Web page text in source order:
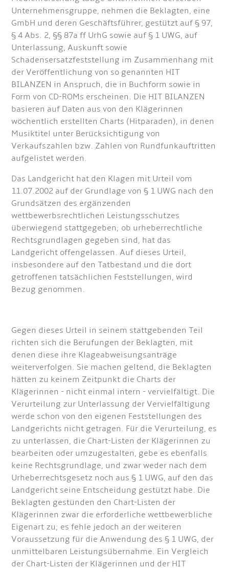
Unternehmensgruppe, nehmen die Beklagten, eine
GmbH und deren Geschäftsführer, gestützt auf § 97,
§ 4 Abs. 2, §§ 87a ff UrhG sowie auf § 1 UWG, auf
Unterlassung, Auskunft sowie
Schadensersatzfeststellung im Zusammenhang mit
der Veröffentlichung von so genannten HIT
BILANZEN in Anspruch, die in Buchform sowie in
Form von CD-ROMs erscheinen. Die HIT BILANZEN
basieren auf Daten aus von den Klägerinnen
wöchentlich erstellten Charts (Hitparaden), in denen
Musiktitel unter Berücksichtigung von
Verkaufszahlen bzw. Zahlen von Rundfunkauftritten
aufgelistet werden.
Das Landgericht hat den Klagen mit Urteil vom
11.07.2002 auf der Grundlage von § 1 UWG nach den
Grundsätzen des ergänzenden
wettbewerbsrechtlichen Leistungsschutzes
überwiegend stattgegeben; ob urheberrechtliche
Rechtsgrundlagen gegeben sind, hat das
Landgericht offengelassen. Auf dieses Urteil,
insbesondere auf den Tatbestand und die dort
getroffenen tatsächlichen Feststellungen, wird
Bezug genommen.
Gegen dieses Urteil in seinem stattgebenden Teil
richten sich die Berufungen der Beklagten, mit
denen diese ihre Klageabweisungsanträge
weiterverfolgen. Sie machen geltend, die Beklagten
hätten zu keinem Zeitpunkt die Charts der
Klägerinnen - nicht einmal intern - vervielfältigt. Die
Verurteilung zur Unterlassung der Vervielfältigung
werde schon von den eigenen Feststellungen des
Landgerichts nicht getragen. Für die Verurteilung, es
zu unterlassen, die Chart-Listen der Klägerinnen zu
bearbeiten oder umzugestalten, gebe es ebenfalls
keine Rechtsgrundlage, und zwar weder nach dem
Urheberrechtsgesetz noch aus § 1 UWG, auf den das
Landgericht seine Entscheidung gestützt habe. Die
Beklagten gestünden den Chart-Listen der
Klägerinnen zwar die erforderliche wettbewerbliche
Eigenart zu; es fehle jedoch an der weiteren
Voraussetzung für die Anwendung des § 1 UWG, der
unmittelbaren Leistungsübernahme. Ein Vergleich
der Chart-Listen der Klägerinnen und der HIT